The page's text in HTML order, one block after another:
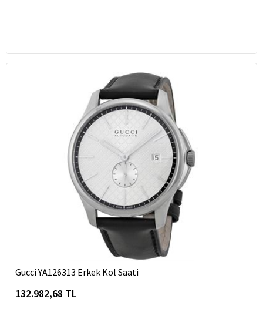
Gucci YA126313 Erkek Kol Saati
132.982,68 TL